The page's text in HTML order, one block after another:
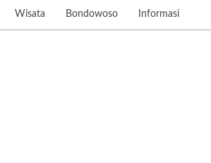
Wisata Bondowoso Informasi